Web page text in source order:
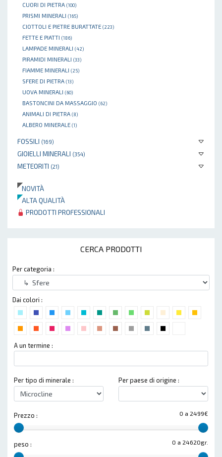
CUORI DI PIETRA (100)
PRISMI MINERALI (165)
CIOTTOLI E PIETRE BURATTATE (223)
FETTE E PIATTI (186)
LAMPADE MINERALI (42)
PIRAMIDI MINERALI (33)
FIAMME MINERALI (25)
SFERE DI PIETRA (13)
UOVA MINERALI (60)
BASTONCINI DA MASSAGGIO (62)
ANIMALI DI PIETRA (8)
ALBERO MINERALE (1)
FOSSILI (169)
GIOIELLI MINERALI (354)
METEORITI (21)
NOVITÀ
ALTA QUALITÀ
PRODOTTI PROFESSIONALI
CERCA PRODOTTI
Per categoria :
Dai colori :
A un termine :
Per tipo di minerale : Per paese di origine :
0 a 2499€
Prezzo :
0 a 24620gr.
peso :